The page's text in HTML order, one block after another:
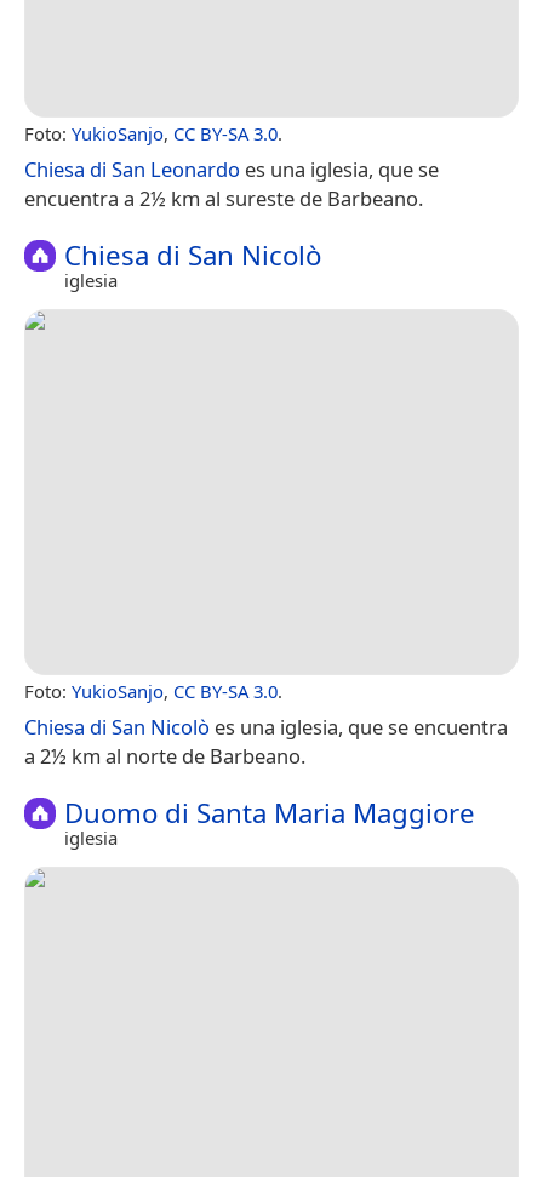
Foto: YukioSanjo, CC BY-SA 3.0.
Chiesa di San Leonardo es una iglesia, que se
encuentra a 2½ km al sureste de Barbeano.
Chiesa di San Nicolò
iglesia
Foto: YukioSanjo, CC BY-SA 3.0.
Chiesa di San Nicolò es una iglesia, que se encuentra
a 2½ km al norte de Barbeano.
Duomo di Santa Maria Maggiore
iglesia